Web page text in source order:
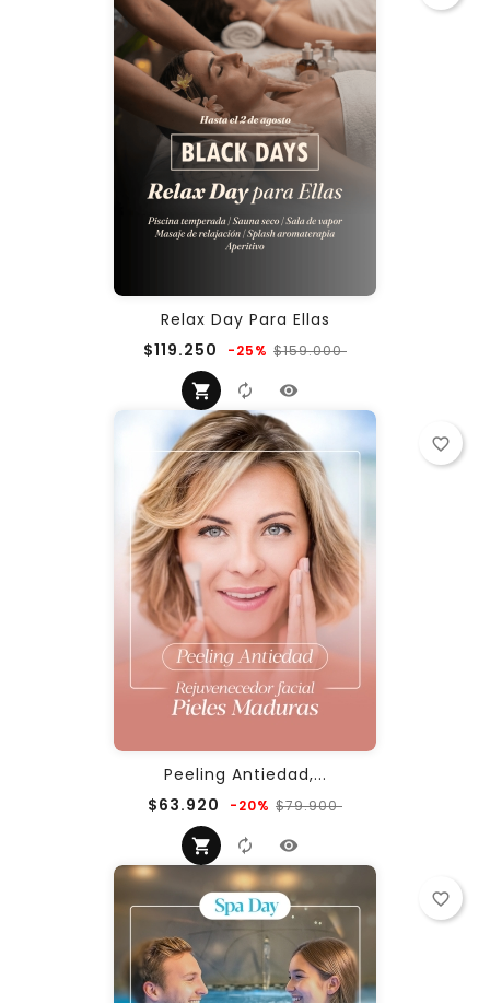
Relax Day Para Ellas
$119.250 Precio
-25% $159.000Precio
Peeling Antiedad,...
$63.920 Precio
-20% $79.900Precio
favorite_border
favorite_border